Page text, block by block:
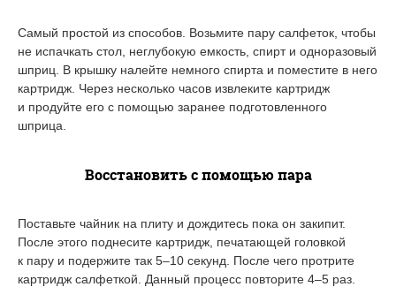
Самый простой из способов. Возьмите пару салфеток, чтобы
не испачкать стол, неглубокую емкость, спирт и одноразовый
шприц. В крышку налейте немного спирта и поместите в него
картридж. Через несколько часов извлеките картридж
и продуйте его с помощью заранее подготовленного
шприца.
Восстановить с помощью пара
Поставьте чайник на плиту и дождитесь пока он закипит.
После этого поднесите картридж, печатающей головкой
к пару и подержите так 5–10 секунд. После чего протрите
картридж салфеткой. Данный процесс повторите 4–5 раз.